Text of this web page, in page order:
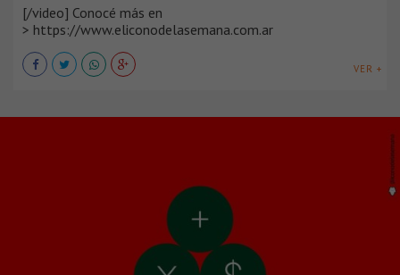
[/video] Conocé más en
> https://www.eliconodelasemana.com.ar
VER +